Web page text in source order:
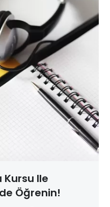
Ile
Öğrenin!